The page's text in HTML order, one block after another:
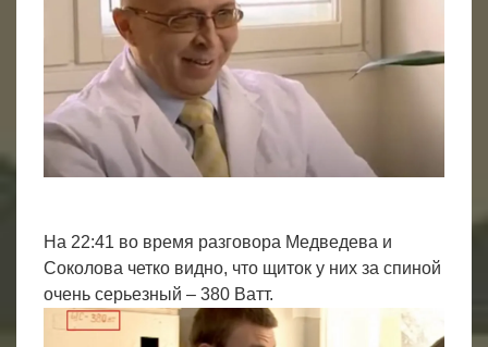
На 22:41 во время разговора Медведева и
Соколова четко видно, что щиток у них за спиной
очень серьезный – 380 Ватт.